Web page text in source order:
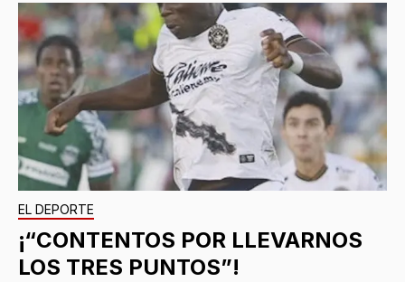
EL DEPORTE
¡“CONTENTOS POR LLEVARNOS
LOS TRES PUNTOS”!